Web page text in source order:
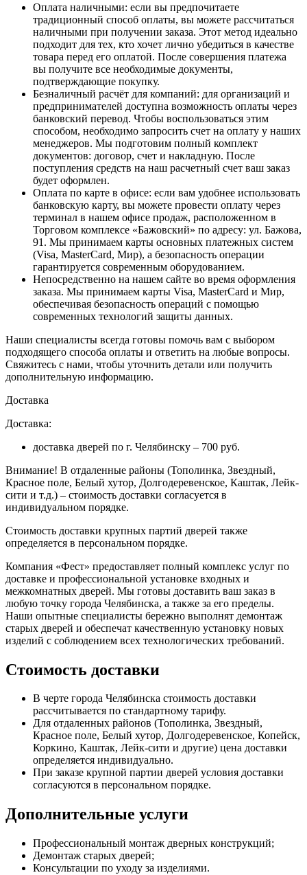
Оплата наличными: если вы предпочитаете
традиционный способ оплаты, вы можете рассчитаться
наличными при получении заказа. Этот метод идеально
подходит для тех, кто хочет лично убедиться в качестве
товара перед его оплатой. После совершения платежа
вы получите все необходимые документы,
подтверждающие покупку.
Безналичный расчёт для компаний: для организаций и
предпринимателей доступна возможность оплаты через
банковский перевод. Чтобы воспользоваться этим
способом, необходимо запросить счет на оплату у наших
менеджеров. Мы подготовим полный комплект
документов: договор, счет и накладную. После
поступления средств на наш расчетный счет ваш заказ
будет оформлен.
Оплата по карте в офисе: если вам удобнее использовать
банковскую карту, вы можете провести оплату через
терминал в нашем офисе продаж, расположенном в
Торговом комплексе «Бажовский» по адресу: ул. Бажова,
91. Мы принимаем карты основных платежных систем
(Visa, MasterCard, Мир), а безопасность операции
гарантируется современным оборудованием.
Непосредственно на нашем сайте во время оформления
заказа. Мы принимаем карты Visa, MasterCard и Мир,
обеспечивая безопасность операций с помощью
современных технологий защиты данных.
Наши специалисты всегда готовы помочь вам с выбором
подходящего способа оплаты и ответить на любые вопросы.
Свяжитесь с нами, чтобы уточнить детали или получить
дополнительную информацию.
Доставка
Доставка:
доставка дверей по г. Челябинску – 700 руб.
Внимание! В отдаленные районы (Тополинка, Звездный,
Красное поле, Белый хутор, Долгодеревенское, Каштак, Лейк-
сити и т.д.) – стоимость доставки согласуется в
индивидуальном порядке.
Стоимость доставки крупных партий дверей также
определяется в персональном порядке.
Компания «Фест» предоставляет полный комплекс услуг по
доставке и профессиональной установке входных и
межкомнатных дверей. Мы готовы доставить ваш заказ в
любую точку города Челябинска, а также за его пределы.
Наши опытные специалисты бережно выполнят демонтаж
старых дверей и обеспечат качественную установку новых
изделий с соблюдением всех технологических требований.
Стоимость доставки
В черте города Челябинска стоимость доставки
рассчитывается по стандартному тарифу.
Для отдаленных районов (Тополинка, Звездный,
Красное поле, Белый хутор, Долгодеревенское, Копейск,
Коркино, Каштак, Лейк-сити и другие) цена доставки
определяется индивидуально.
При заказе крупной партии дверей условия доставки
согласуются в персональном порядке.
Дополнительные услуги
Профессиональный монтаж дверных конструкций;
Демонтаж старых дверей;
Консультации по уходу за изделиями.